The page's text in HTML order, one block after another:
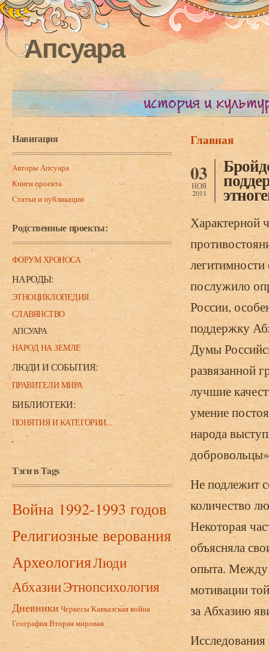
Апсуара
Навигация
Авторы Апсуара
Книги проекта
Статьи и публикации
Родственные проекты:
ФОРУМ ХРОНОСА
НАРОДЫ:
ЭТНОЦИКЛОПЕДИЯ
СЛАВЯНСТВО
АПСУАРА
НАРОД НА ЗЕМЛЕ
ЛЮДИ И СОБЫТИЯ:
ПРАВИТЕЛИ МИРА
БИБЛИОТЕКИ:
ПОНЯТИЯ И КАТЕГОРИИ...
Тэги в Tags
Война 1992-1993 годов
Религиозные верования
АрхеологияЛюди
АбхазииЭтнопсихология
Дневники ЧеркесыКавказская война
ГеографияВторая мировая
Вы здесь
Главная
03
НОЯ
2011
Характерной
послужило
России,
поддержку
Думы
развязанной
лучшие
умение
народа
Не подлежит
количество
Некоторая
объясняла
опыта. Между
мотивации
за Абхазию